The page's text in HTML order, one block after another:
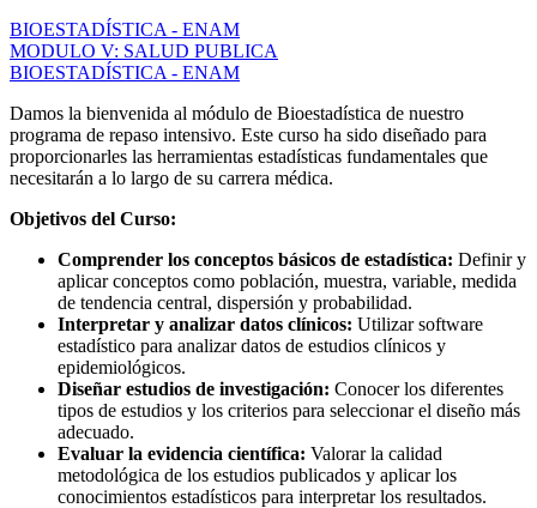
BIOESTADÍSTICA - ENAM
MODULO V: SALUD PUBLICA
BIOESTADÍSTICA - ENAM
Damos la bienvenida al módulo de Bioestadística de nuestro
programa de repaso intensivo. Este curso ha sido diseñado para
proporcionarles las herramientas estadísticas fundamentales que
necesitarán a lo largo de su carrera médica.
Objetivos del Curso:
Comprender los conceptos básicos de estadística: Definir y
aplicar conceptos como población, muestra, variable, medida
de tendencia central, dispersión y probabilidad.
Interpretar y analizar datos clínicos: Utilizar software
estadístico para analizar datos de estudios clínicos y
epidemiológicos.
Diseñar estudios de investigación: Conocer los diferentes
tipos de estudios y los criterios para seleccionar el diseño más
adecuado.
Evaluar la evidencia científica: Valorar la calidad
metodológica de los estudios publicados y aplicar los
conocimientos estadísticos para interpretar los resultados.